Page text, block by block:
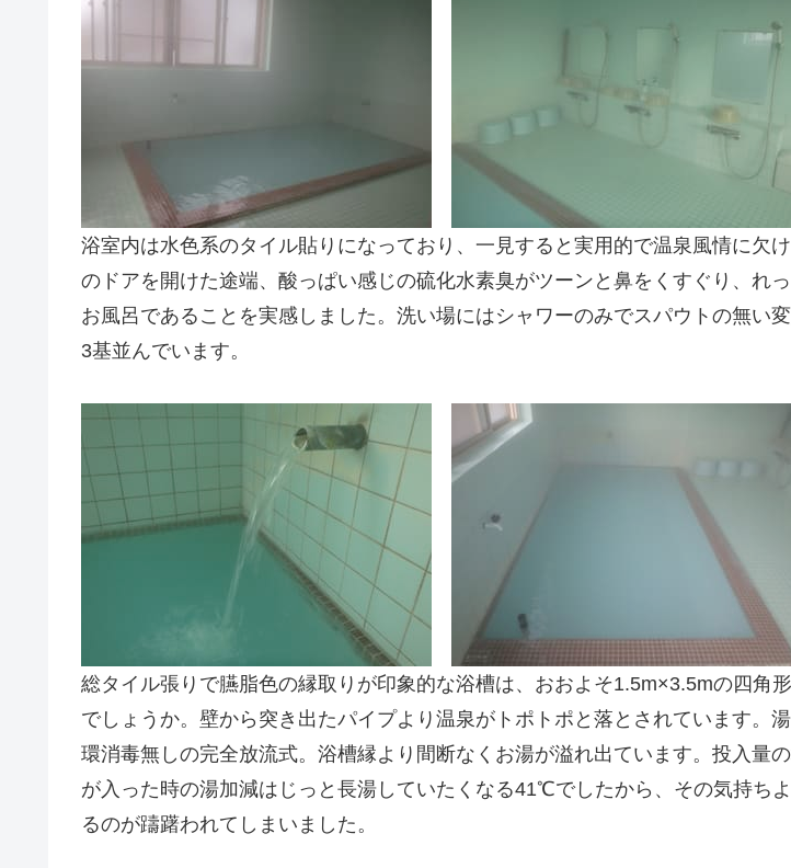
浴室内は水色系のタイル貼りになっており、一見すると実用的で温泉風情に欠
のドアを開けた途端、酸っぱい感じの硫化水素臭がツーンと鼻をくすぐり、れ
お風呂であることを実感しました。洗い場にはシャワーのみでスパウトの無い
3基並んでいます。
総タイル張りで臙脂色の縁取りが印象的な浴槽は、おおよそ1.5m×3.5mの四角
でしょうか。壁から突き出たパイプより温泉がトポトポと落とされています。
環消毒無しの完全放流式。浴槽縁より間断なくお湯が溢れ出ています。投入量
が入った時の湯加減はじっと長湯していたくなる41℃でしたから、その気持ち
るのが躊躇われてしまいました。